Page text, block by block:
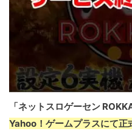
「ネットスロゲーセン
Yahoo！ゲームプラスにて正